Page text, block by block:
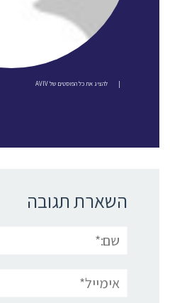
להציג את כל הפוסטים של AVIV
השארת תגובה
שם:*
אימייל*